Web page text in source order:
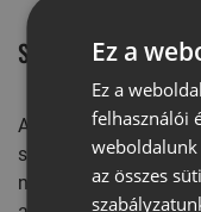
Süti adatvédelem
A sütik adatvédelmi
segítségükkel a
nyomon követhető.
Ez a
Ez a
felhasználói
weboldalunk
az összes